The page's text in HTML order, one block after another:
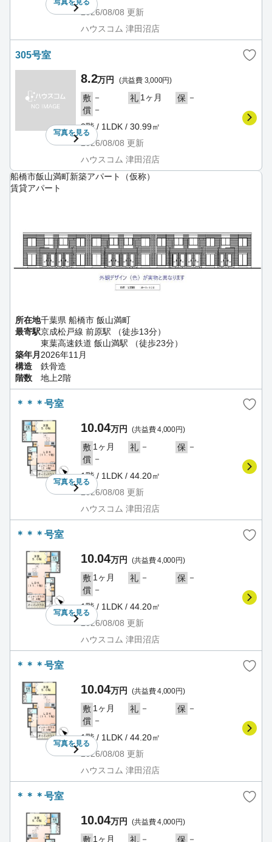
写真を見る
2026/08/08 更新
ハウスコム 津田沼店
305号室
写真を見る
8.2万円 (共益費 3,000円)
敷 － 礼 1ヶ月 保 －
償 －
3階 / 1LDK / 30.99㎡
2026/08/08 更新
ハウスコム 津田沼店
船橋市飯山満町新築アパート（仮称）
賃貸アパート
所在地千葉県 船橋市 飯山満町
最寄駅京成松戸線 前原駅 （徒歩13分）
東葉高速鉄道 飯山満駅 （徒歩23分）
築年月 2026年11月
構造
鉄骨造
階数
地上2階
＊＊＊号室
写真を見る
10.04万円 (共益費 4,000円)
敷 1ヶ月 礼 － 保 －
償 －
1階 / 1LDK / 44.20㎡
2026/08/08 更新
ハウスコム 津田沼店
＊＊＊号室
写真を見る
10.04万円 (共益費 4,000円)
敷 1ヶ月 礼 － 保 －
償 －
1階 / 1LDK / 44.20㎡
2026/08/08 更新
ハウスコム 津田沼店
＊＊＊号室
写真を見る
10.04万円 (共益費 4,000円)
敷 1ヶ月 礼 － 保 －
償 －
1階 / 1LDK / 44.20㎡
2026/08/08 更新
ハウスコム 津田沼店
＊＊＊号室
10.04万円 (共益費 4,000円)
敷 1ヶ月 礼 － 保 －